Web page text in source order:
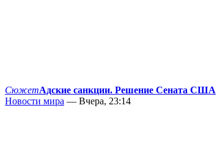
СюжетАдские санкции. Решение Сената США
Новости мира — Вчера, 23:14